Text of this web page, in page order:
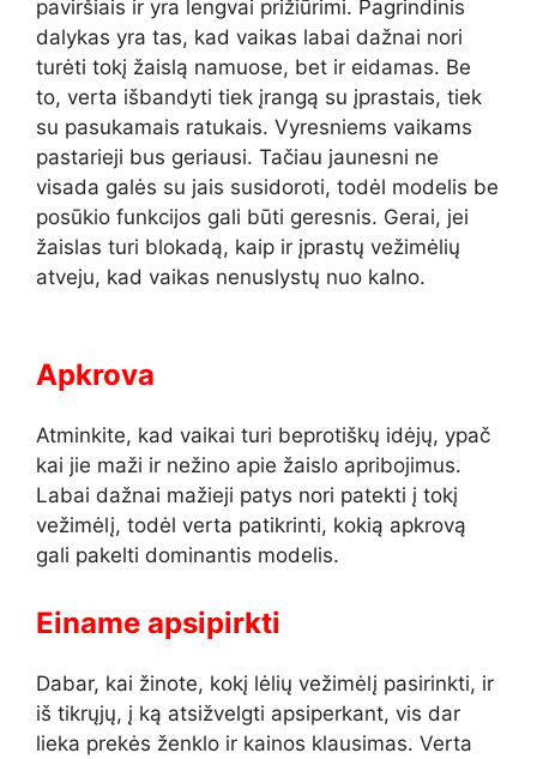
paviršiais ir yra lengvai prižiūrimi. Pagrindinis
dalykas yra tas, kad vaikas labai dažnai nori
turėti tokį žaislą namuose, bet ir eidamas. Be
to, verta išbandyti tiek įrangą su įprastais, tiek
su pasukamais ratukais. Vyresniems vaikams
pastarieji bus geriausi. Tačiau jaunesni ne
visada galės su jais susidoroti, todėl modelis be
posūkio funkcijos gali būti geresnis. Gerai, jei
žaislas turi blokadą, kaip ir įprastų vežimėlių
atveju, kad vaikas nenuslystų nuo kalno.
Apkrova
Atminkite, kad vaikai turi beprotiškų idėjų, ypač
kai jie maži ir nežino apie žaislo apribojimus.
Labai dažnai mažieji patys nori patekti į tokį
vežimėlį, todėl verta patikrinti, kokią apkrovą
gali pakelti dominantis modelis.
Einame apsipirkti
Dabar, kai žinote, kokį lėlių vežimėlį pasirinkti, ir
iš tikrųjų, į ką atsižvelgti apsiperkant, vis dar
lieka prekės ženklo ir kainos klausimas. Verta